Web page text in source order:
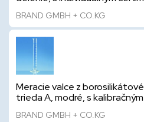
BRAND GMBH + CO.KG
Meracie valce z
trieda A, modré, s
BRAND GMBH + CO.KG